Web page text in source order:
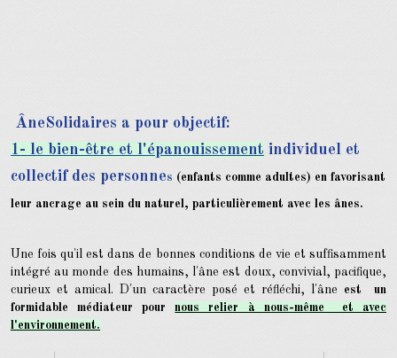
ÂneSolidaires a pour objectif:
1- le bien-être et l'épanouissement individuel et
collectif des personnes (enfants comme adultes) en favorisant
leur ancrage au sein du naturel, particulièrement avec les ânes.
Une fois qu'il est dans de bonnes conditions de vie et suffisamment
intégré au monde des humains, l'âne est doux, convivial, pacifique,
curieux et amical. D'un caractère posé et réfléchi, l'âne est un
formidable médiateur pournous relier à nous-même et avec
l'environnement.